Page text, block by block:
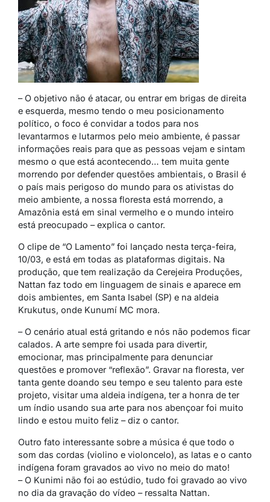
– O objetivo não é atacar, ou entrar em brigas de direita
e esquerda, mesmo tendo o meu posicionamento
político, o foco é convidar a todos para nos
levantarmos e lutarmos pelo meio ambiente, é passar
informações reais para que as pessoas vejam e sintam
mesmo o que está acontecendo… tem muita gente
morrendo por defender questões ambientais, o Brasil é
o país mais perigoso do mundo para os ativistas do
meio ambiente, a nossa floresta está morrendo, a
Amazônia está em sinal vermelho e o mundo inteiro
está preocupado – explica o cantor.
O clipe de “O Lamento” foi lançado nesta terça-feira,
10/03, e está em todas as plataformas digitais. Na
produção, que tem realização da Cerejeira Produções,
Nattan faz todo em linguagem de sinais e aparece em
dois ambientes, em Santa Isabel (SP) e na aldeia
Krukutus, onde Kunumí MC mora.
– O cenário atual está gritando e nós não podemos ficar
calados. A arte sempre foi usada para divertir,
emocionar, mas principalmente para denunciar
questões e promover “reflexão”. Gravar na floresta, ver
tanta gente doando seu tempo e seu talento para este
projeto, visitar uma aldeia indígena, ter a honra de ter
um índio usando sua arte para nos abençoar foi muito
lindo e estou muito feliz – diz o cantor.
Outro fato interessante sobre a música é que todo o
som das cordas (violino e violoncelo), as latas e o canto
indígena foram gravados ao vivo no meio do mato!
– O Kunimi não foi ao estúdio, tudo foi gravado ao vivo
no dia da gravação do vídeo – ressalta Nattan.